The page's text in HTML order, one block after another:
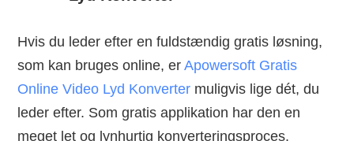
Hvis du leder efter en fuldstændig gratis løsning,
som kan bruges online, erApowersoft Gratis
Online Video Lyd Konverter muligvis lige dét, du
leder efter. Som gratis applikation har den en
meget let og lynhurtig konverteringsproces.